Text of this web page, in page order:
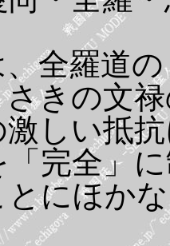
全羅道
きの文
しい抵
完全」
とにほか